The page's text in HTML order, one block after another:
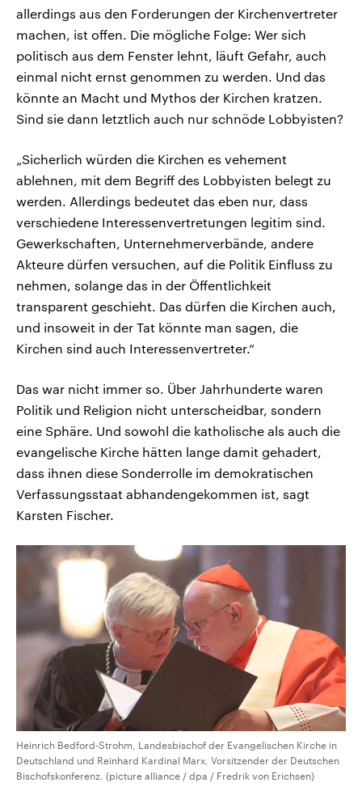
allerdings aus den Forderungen der Kirchenvertreter
machen, ist offen. Die mögliche Folge: Wer sich
politisch aus dem Fenster lehnt, läuft Gefahr, auch
einmal nicht ernst genommen zu werden. Und das
könnte an Macht und Mythos der Kirchen kratzen.
Sind sie dann letztlich auch nur schnöde Lobbyisten?
„Sicherlich würden die Kirchen es vehement
ablehnen, mit dem Begriff des Lobbyisten belegt zu
werden. Allerdings bedeutet das eben nur, dass
verschiedene Interessenvertretungen legitim sind.
Gewerkschaften, Unternehmerverbände, andere
Akteure dürfen versuchen, auf die Politik Einfluss zu
nehmen, solange das in der Öffentlichkeit
transparent geschieht. Das dürfen die Kirchen auch,
und insoweit in der Tat könnte man sagen, die
Kirchen sind auch Interessenvertreter.“
Das war nicht immer so. Über Jahrhunderte waren
Politik und Religion nicht unterscheidbar, sondern
eine Sphäre. Und sowohl die katholische als auch die
evangelische Kirche hätten lange damit gehadert,
dass ihnen diese Sonderrolle im demokratischen
Verfassungsstaat abhandengekommen ist, sagt
Karsten Fischer.
Heinrich Bedford-Strohm, Landesbischof der Evangelischen Kirche in
Deutschland und Reinhard Kardinal Marx, Vorsitzender der Deutschen
Bischofskonferenz. (picture alliance / dpa / Fredrik von Erichsen)